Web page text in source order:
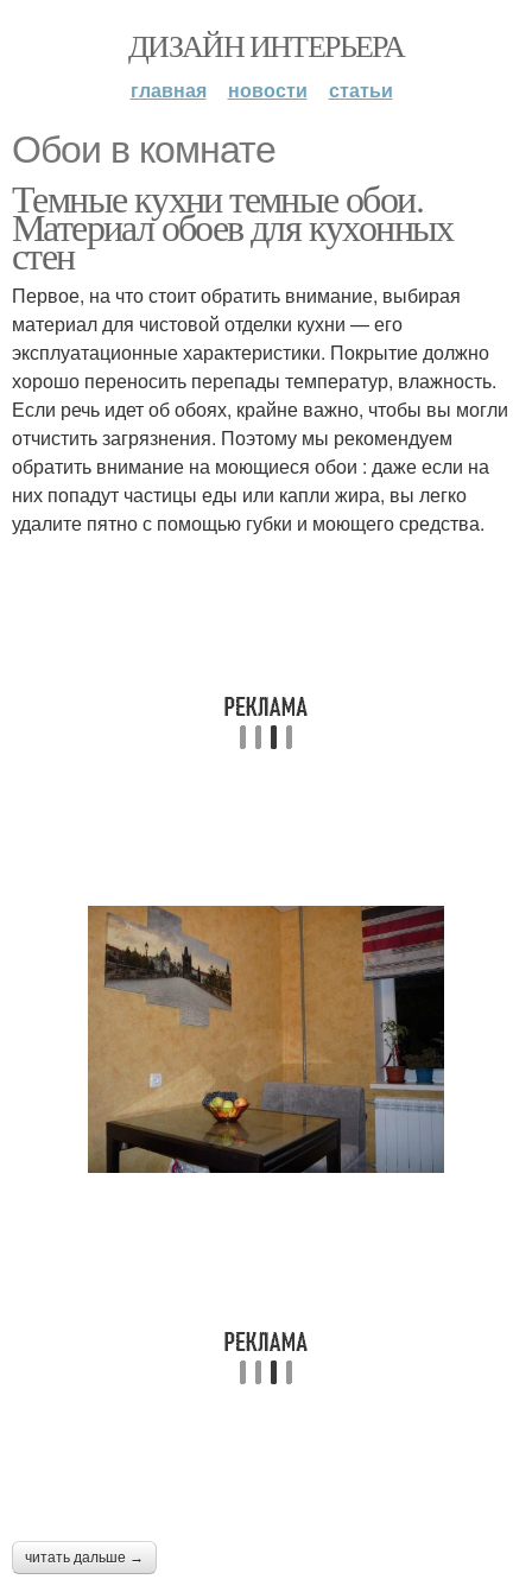
ДИЗАЙН ИНТЕРЬЕРА
главная новости статьи
Обои в комнате
Темные кухни темные обои.
Материал обоев для кухонных
стен
Первое, на что стоит обратить внимание, выбирая
материал для чистовой отделки кухни — его
эксплуатационные характеристики. Покрытие должно
хорошо переносить перепады температур, влажность.
Если речь идет об обоях, крайне важно, чтобы вы могли
отчистить загрязнения. Поэтому мы рекомендуем
обратить внимание на моющиеся обои : даже если на
них попадут частицы еды или капли жира, вы легко
удалите пятно с помощью губки и моющего средства.
читать дальше →